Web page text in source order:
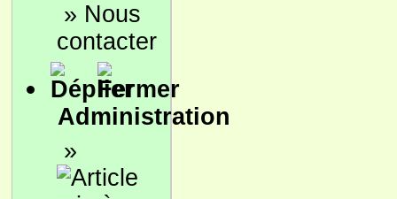
» Nous
contacter
Administration
»